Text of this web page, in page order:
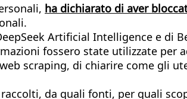
ha dichiarato di aver
Artificial Intelligence e di
fossero state utilizzate per
scraping, di chiarire come gli
da quali fonti, per quali